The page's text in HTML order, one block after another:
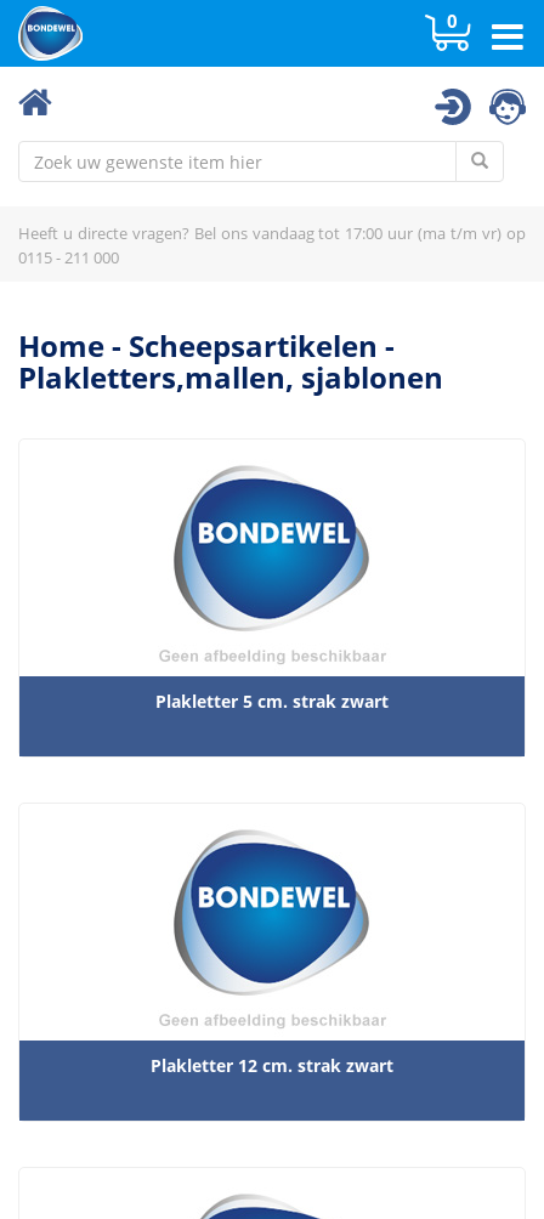
0
Dekkleden
Fender / wrijfhout / boei
Geluid & signalisatie
Geluid, zicht & seinfiguren
Haken en haakstokken
Inventaris schip
Kannen & toebehoren
Kikkers, puntkousen, splitspennen
Onderhoudsmiddelen
Trechters & toebehoren
Uitlaat toebehoren
Heeft u directe vragen? Bel ons vandaag tot 17:00 uur (ma t/m vr) op
0115 - 211 000
Home- Scheepsartikelen -
Plakletters,mallen, sjablonen
Plakletter 5 cm. strak zwart
Plakletter 12 cm. strak zwart